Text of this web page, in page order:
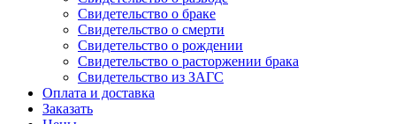
Свидетельство о браке
Свидетельство о смерти
Свидетельство о рождении
Свидетельство о расторжении брака
Свидетельство из ЗАГС
Оплата и доставка
Заказать